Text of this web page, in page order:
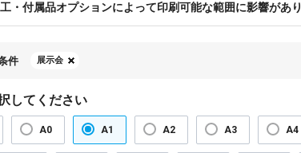
・付属品オプションによって印刷可能な範囲に影響があ
件 展示会
してください
A0 A1 A2 A3 A4